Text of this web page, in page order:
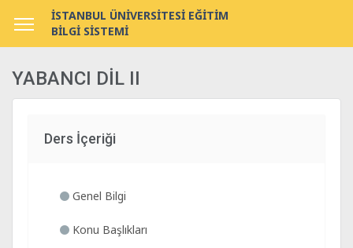
İSTANBUL ÜNİVERSİTESİ EĞİTİM
BİLGİ SİSTEMİ
YABANCI DİL II
Ders İçeriği
Genel Bilgi
Konu Başlıkları